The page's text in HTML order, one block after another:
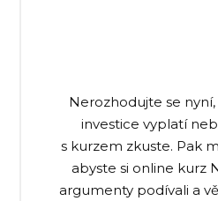
Nerozhodujte se nyní,
investice vyplatí
s kurzem zkuste. Pak
abyste si online kurz
argumenty podívali a